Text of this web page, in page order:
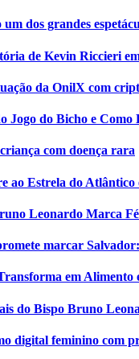
dos grandes
de Kevin Riccieri
da OnilX com
Jogo do Bicho e Como
com doença rara
ao Estrela do
Leonardo Marca Fé
marcar
em Alimento
do Bispo Bruno
digital feminino com